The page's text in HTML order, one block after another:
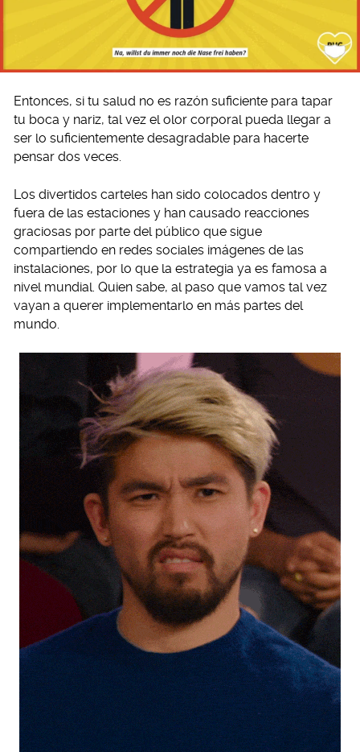
Entonces, si tu salud no es razón suficiente para tapar
tu boca y nariz, tal vez el olor corporal pueda llegar a
ser lo suficientemente desagradable para hacerte
pensar dos veces.
Los divertidos carteles han sido colocados dentro y
fuera de las estaciones y han causado reacciones
graciosas por parte del público que sigue
compartiendo en redes sociales imágenes de las
instalaciones, por lo que la estrategia ya es famosa a
nivel mundial. Quien sabe, al paso que vamos tal vez
vayan a querer implementarlo en más partes del
mundo.